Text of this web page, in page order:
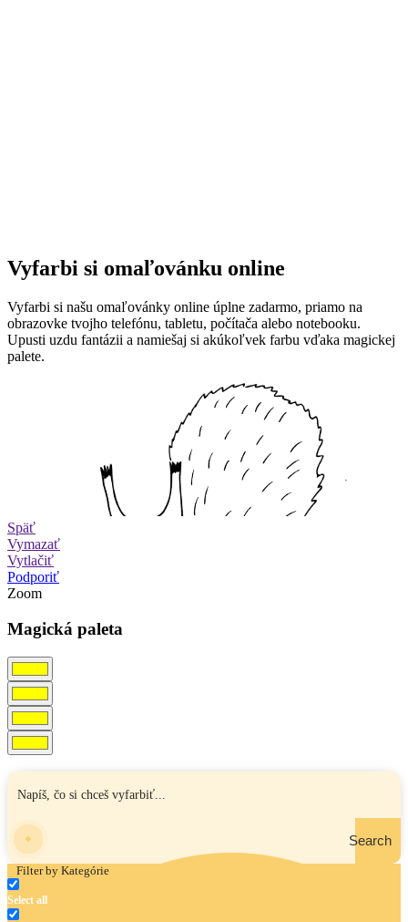
Vyfarbi si omaľovánku online
Vyfarbi si našu omaľovánky online úplne zadarmo, priamo na
obrazovke tvojho telefónu, tabletu, počítača alebo notebooku.
Upusti uzdu fantázii a namiešaj si akúkoľvek farbu vďaka magickej
palete.
Späť
Vymazať
Vytlačiť
Podporiť
Zoom
Magická paleta
Search
Filter by Kategórie
Select all